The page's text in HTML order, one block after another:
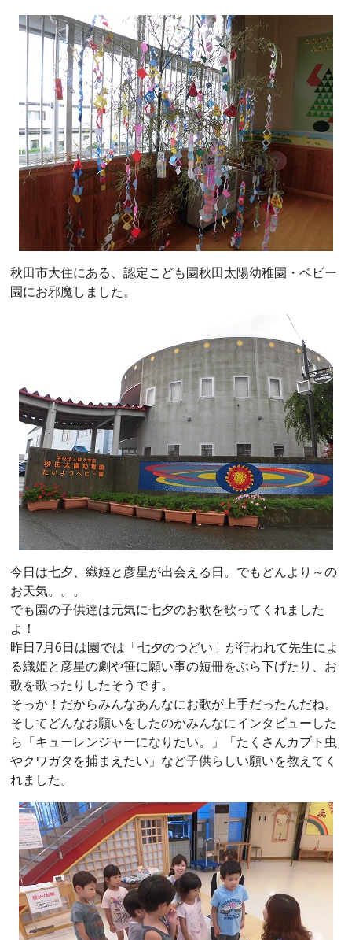
b
o
o
k
n
a
et
es
t
秋田市大住にある、認定こども園秋田太陽幼稚園・ベビー
園にお邪魔しました。
今日は七夕、織姫と彦星が出会える日。でもどんより～の
お天気。。。
でも園の子供達は元気に七夕のお歌を歌ってくれました
よ！
昨日7月6日は園では「七夕のつどい」が行われて先生によ
る織姫と彦星の劇や笹に願い事の短冊をぶら下げたり、お
歌を歌ったりしたそうです。
そっか！だからみんなあんなにお歌が上手だったんだね。
そしてどんなお願いをしたのかみんなにインタビューした
ら「キューレンジャーになりたい。」「たくさんカブト虫
やクワガタを捕まえたい」など子供らしい願いを教えてく
れました。